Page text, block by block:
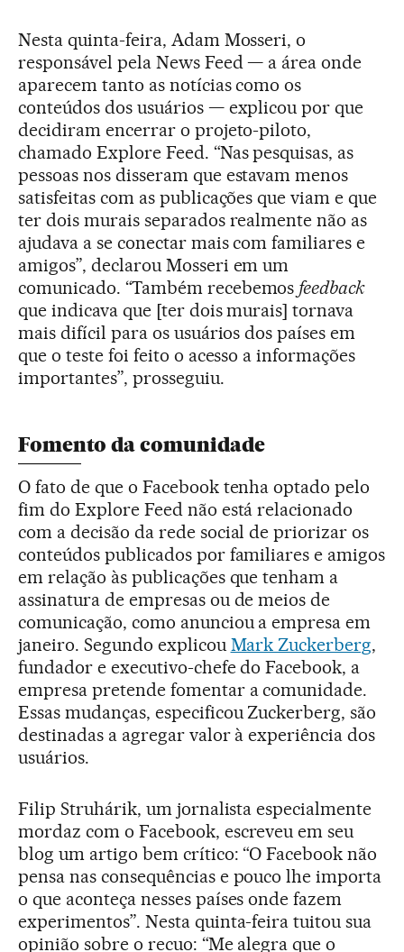
Nesta quinta-feira, Adam Mosseri, o
responsável pela News Feed — a área onde
aparecem tanto as notícias como os
conteúdos dos usuários — explicou por que
decidiram encerrar o projeto-piloto,
chamado Explore Feed. “Nas pesquisas, as
pessoas nos disseram que estavam menos
satisfeitas com as publicações que viam e que
ter dois murais separados realmente não as
ajudava a se conectar mais com familiares e
amigos”, declarou Mosseri em um
comunicado. “Também recebemos feedback
que indicava que [ter dois murais] tornava
mais difícil para os usuários dos países em
que o teste foi feito o acesso a informações
importantes”, prosseguiu.
Fomento da comunidade
O fato de que o Facebook tenha optado pelo
fim do Explore Feed não está relacionado
com a decisão da rede social de priorizar os
conteúdos publicados por familiares e amigos
em relação às publicações que tenham a
assinatura de empresas ou de meios de
comunicação, como anunciou a empresa em
janeiro. Segundo explicou Mark Zuckerberg,
fundador e executivo-chefe do Facebook, a
empresa pretende fomentar a comunidade.
Essas mudanças, especificou Zuckerberg, são
destinadas a agregar valor à experiência dos
usuários.
Filip Struhárik, um jornalista especialmente
mordaz com o Facebook, escreveu em seu
blog um artigo bem crítico: “O Facebook não
pensa nas consequências e pouco lhe importa
o que aconteça nesses países onde fazem
experimentos”. Nesta quinta-feira tuitou sua
opinião sobre o recuo: “Me alegra que o